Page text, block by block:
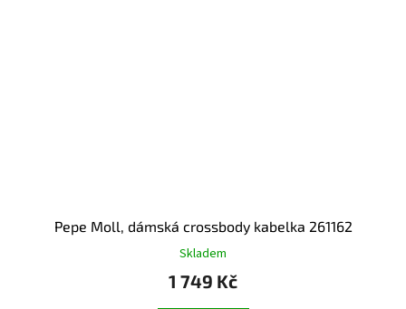
Pepe Moll, dámská crossbody kabelka 261162
Skladem
1 749 Kč